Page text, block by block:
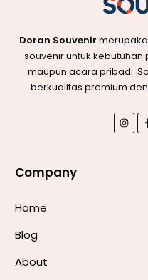
Doran Souvenir
souvenir untuk
maupun acara pribadi.
berkualitas premium
Company
Home
Blog
About